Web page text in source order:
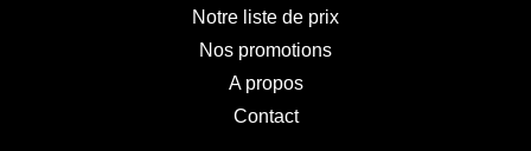
Notre liste de prix
Nos promotions
A propos
Contact